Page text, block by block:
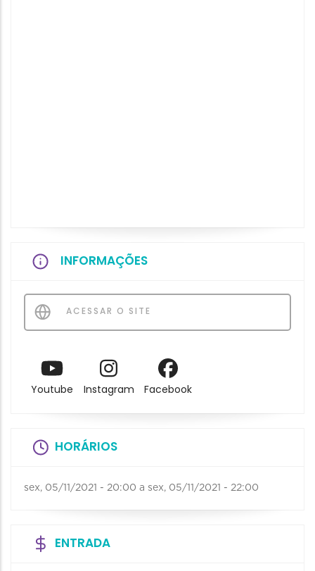
INFORMAÇÕES
ACESSAR O SITE
Youtube Instagram Facebook
HORÁRIOS
sex, 05/11/2021 - 20:00 a sex, 05/11/2021 - 22:00
ENTRADA